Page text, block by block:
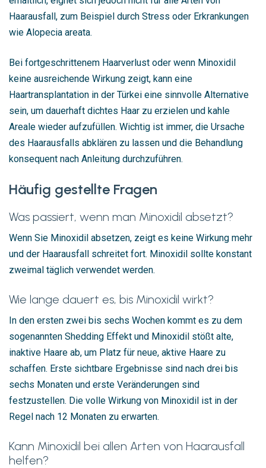
Haarausfall, zum Beispiel durch Stress oder Erkrankungen
wie Alopecia areata.
Bei fortgeschrittenem Haarverlust oder wenn Minoxidil
keine ausreichende Wirkung zeigt, kann eine
Haartransplantation in der Türkei eine sinnvolle Alternative
sein, um dauerhaft dichtes Haar zu erzielen und kahle
Areale wieder aufzufüllen. Wichtig ist immer, die Ursache
des Haarausfalls abklären zu lassen und die Behandlung
konsequent nach Anleitung durchzuführen.
Häufig gestellte Fragen
Was passiert, wenn man Minoxidil absetzt?
Wenn Sie Minoxidil absetzen, zeigt es keine Wirkung mehr
und der Haarausfall schreitet fort. Minoxidil sollte konstant
zweimal täglich verwendet werden.
Wie lange dauert es, bis Minoxidil wirkt?
In den ersten zwei bis sechs Wochen kommt es zu dem
sogenannten Shedding Effekt und Minoxidil stößt alte,
inaktive Haare ab, um Platz für neue, aktive Haare zu
schaffen. Erste sichtbare Ergebnisse sind nach drei bis
sechs Monaten und erste Veränderungen sind
festzustellen. Die volle Wirkung von Minoxidil ist in der
Regel nach 12 Monaten zu erwarten.
Kann Minoxidil bei allen Arten von Haarausfall
helfen?